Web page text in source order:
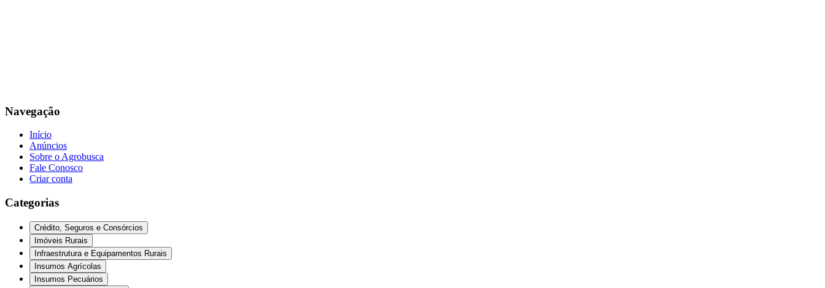
Navegação
Início
Anúncios
Sobre o Agrobusca
Fale Conosco
Criar conta
Categorias
Crédito, Seguros e Consórcios
Imóveis Rurais
Infraestrutura e Equipamentos Rurais
Insumos Agrícolas
Insumos Pecuários